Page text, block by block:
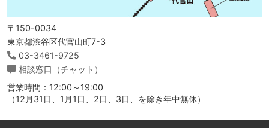
〒150-0034
東京都渋谷区代官山町7-3
03-3461-9725
相談窓口（チャット）
営業時間：12:00～19:00
（12月31日、1月1日、2日、3日、を除き年中無休）